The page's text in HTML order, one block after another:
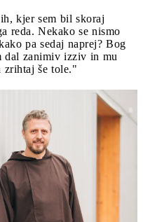
kjer sem bil skoraj
reda. Nekako se nismo
pa sedaj naprej? Bog
dal zanimiv izziv in mu
zrihtaj še tole."